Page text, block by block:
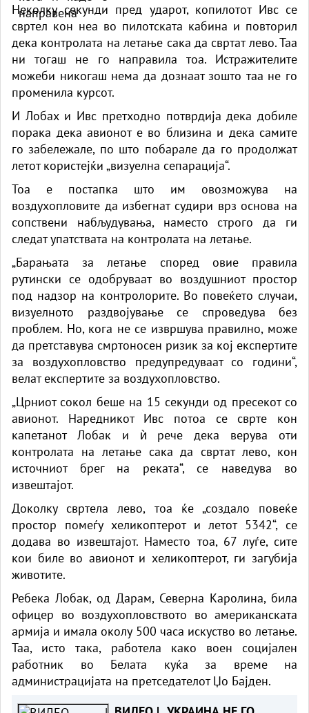
Неколку секунди пред ударот, копилотот Ивс се
свртел кон неа во пилотската кабина и повторил
дека контролата на летање сака да свртат лево. Таа
ни тогаш не го направила тоа. Истражителите
можеби никогаш нема да дознаат зошто таа не го
променила курсот.
И Лобах и Ивс претходно потврдија дека добиле
порака дека авионот е во близина и дека самите
го забележале, по што побарале да го продолжат
летот користејќи „визуелна сепарација“.
Тоа е постапка што им овозможува на
воздухопловите да избегнат судири врз основа на
сопствени набљудувања, наместо строго да ги
следат упатствата на контролата на летање.
„Барањата за летање според овие правила
рутински се одобруваат во воздушниот простор
под надзор на контролорите. Во повеќето случаи,
визуелното раздвојување се спроведува без
проблем. Но, кога не се извршува правилно, може
да претставува смртоносен ризик за кој експертите
за воздухопловство предупредуваат со години“,
велат експертите за воздухопловство.
„Црниот сокол беше на 15 секунди од пресекот со
авионот. Наредникот Ивс потоа се сврте кон
капетанот Лобак и ѝ рече дека верува оти
контролата на летање сака да свртат лево, кон
источниот брег на реката“, се наведува во
извештајот.
Доколку свртела лево, тоа ќе „создало повеќе
простор помеѓу хеликоптерот и летот 5342“, се
додава во извештајот. Наместо тоа, 67 луѓе, сите
кои биле во авионот и хеликоптерот, ги загубија
животите.
Ребека Лобак, од Дарам, Северна Каролина, била
офицер во воздухопловството во американската
армија и имала околу 500 часа искуство во летање.
Таа, исто така, работела како воен социјален
работник во Белата куќа за време на
администрацијата на претседателот Џо Бајден.